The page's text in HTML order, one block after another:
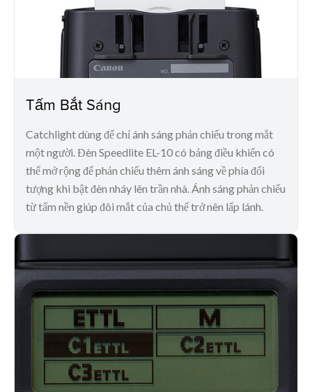
Tấm Bắt Sáng
Catchlight dùng để chỉ ánh sáng phản chiếu trong mắt
một người. Đèn Speedlite EL-10 có bảng điều khiển có
thể mở rộng để phản chiếu thêm ánh sáng về phía đối
tượng khi bật đèn nháy lên trần nhà. Ánh sáng phản chiếu
từ tấm nền giúp đôi mắt của chủ thể trở nên lấp lánh.